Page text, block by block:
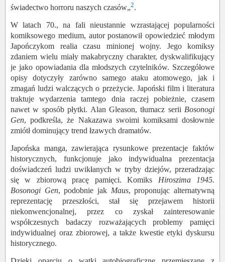
świadectwo horroru naszych czasów„2.
W latach 70., na fali nieustannie wzrastającej popularności
komiksowego medium, autor postanowił opowiedzieć młodym
Japończykom realia czasu minionej wojny. Jego komiksy
zdaniem wielu miały makabryczny charakter, dyskwalifikujący
je jako opowiadania dla młodszych czytelników. Szczegółowe
opisy dotyczyły zarówno samego ataku atomowego, jak i
zmagań ludzi walczących o przeżycie. Japoński film i literatura
traktuje wydarzenia tamtego dnia raczej pobieżnie, czasem
nawet w sposób płytki. Alan Gleason, tłumacz serii Bosonogi
Gen, podkreśla, że Nakazawa swoimi komiksami dosłownie
zmiótł dominujący trend łzawych dramatów.
Japońska manga, zawierająca rysunkowe prezentacje faktów
historycznych, funkcjonuje jako indywidualna prezentacja
doświadczeń ludzi uwikłanych w tryby dziejów, przeradzając
się w zbiorową pracę pamięci. Komiks Hiroszima 1945.
Bosonogi Gen, podobnie jak Maus, proponując alternatywną
reprezentację przeszłości, stał się przejawem historii
niekonwencjonalnej, przez co zyskał zainteresowanie
współczesnych badaczy rozważających problemy pamięci
indywidualnej oraz zbiorowej, a także kwestie etyki dyskursu
historycznego.